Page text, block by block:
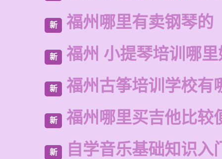
新 福州哪里有卖钢琴的
新 福州 小提琴培训哪
新 福州古筝培训学校有
新 福州哪里买吉他比较
新 自学音乐基础知识入